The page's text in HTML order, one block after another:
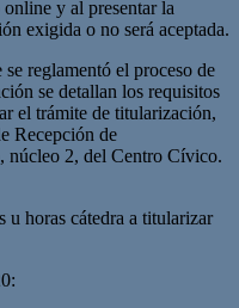
y al presentar la
exigida o no será aceptada.
reglamentó el proceso de
se detallan los requisitos
el trámite de titularización,
Recepción de
núcleo 2, del Centro Cívico.
u horas cátedra a titularizar